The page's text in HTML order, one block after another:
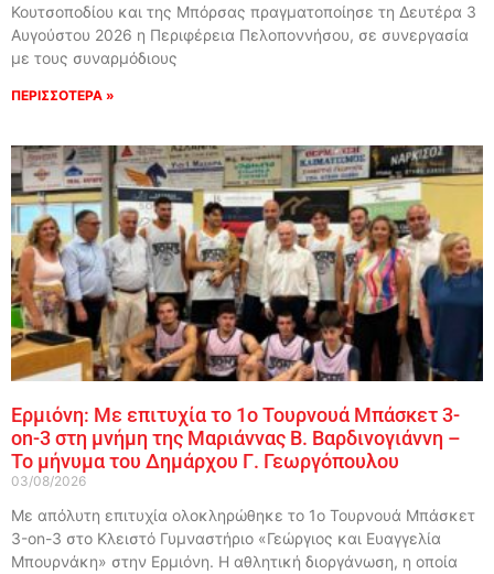
Κουτσοποδίου και της Μπόρσας πραγματοποίησε τη Δευτέρα 3
Αυγούστου 2026 η Περιφέρεια Πελοποννήσου, σε συνεργασία
με τους συναρμόδιους
ΠΕΡΙΣΣΟΤΕΡΑ »
Ερμιόνη: Με επιτυχία το 1ο Τουρνουά Μπάσκετ 3-
on-3 στη μνήμη της Μαριάννας Β. Βαρδινογιάννη –
Το μήνυμα του Δημάρχου Γ. Γεωργόπουλου
03/08/2026
Με απόλυτη επιτυχία ολοκληρώθηκε το 1ο Τουρνουά Μπάσκετ
3-on-3 στο Κλειστό Γυμναστήριο «Γεώργιος και Ευαγγελία
Μπουρνάκη» στην Ερμιόνη. Η αθλητική διοργάνωση, η οποία